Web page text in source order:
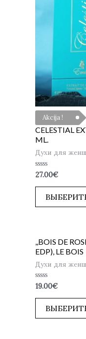
Akcija !
CELESTIAL
ML.
Духи для
Оценка
0
из
27.00€
,,BOIS DE
EDP), LE BOIS
Духи для
Оценка
из
19.00€